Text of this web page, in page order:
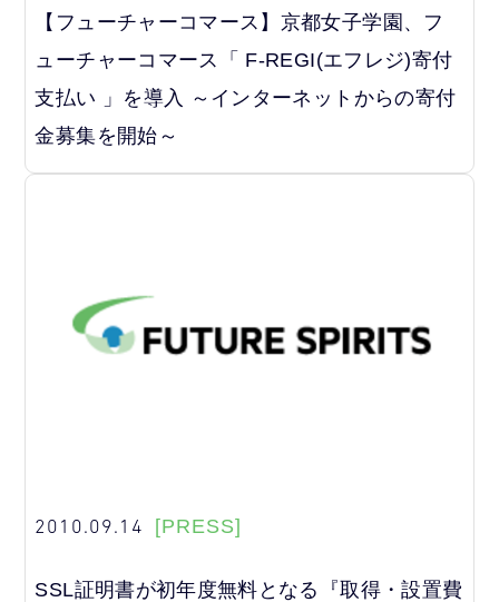
【フューチャーコマース】京都女子学園、フ
ューチャーコマース「 F-REGI(エフレジ)寄付
支払い 」を導入 ～インターネットからの寄付
金募集を開始～
2010.09.14 [PRESS]
SSL証明書が初年度無料となる『取得・設置費